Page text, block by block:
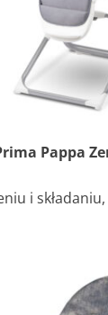
Pappa
i